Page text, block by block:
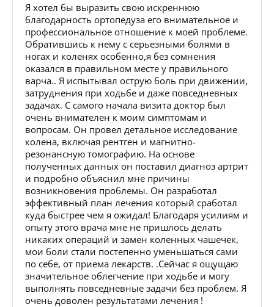
Я хотел бы выразить свою искреннюю
благодарность ортопедуза его внимательное и
профессиональное отношение к моей проблеме.
Обратившись к нему с серьезными болями в
ногах и коленях особенно,я без сомнения
оказался в правильном месте у правильного
варча.. Я испытывал острую боль при движении,
затруднения при ходьбе и даже повседневных
задачах. С самого начала визита доктор был
очень внимателен к моим симптомам и
вопросам. Он провел детальное исследование
колена, включая рентген и магнитно-
резонансную томографию. На основе
полученных данных он поставил диагноз артрит
и подробно объяснил мне причины
возникновения проблемы. Он разработал
эффективный план лечения который сработал
куда быстрее чем я ожидал! Благодаря усилиям и
опыту этого врача мне не пришлось делать
никаких операций и замен коленных чашечек,
мои боли стали постепенно уменьшаться сами
по себе, от приема лекарств. .Сейчас я ощущаю
значительное облегчение при ходьбе и могу
выполнять повседневные задачи без проблем. Я
очень доволен результатами лечения !